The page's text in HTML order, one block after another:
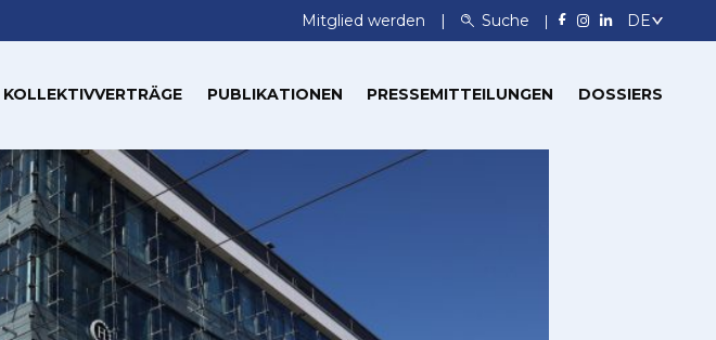
Mitglied werden Suche
KOLLEKTIVVERTRÄGE PUBLIKATIONEN PRESSEMITTEILUNGEN DOSSIERS